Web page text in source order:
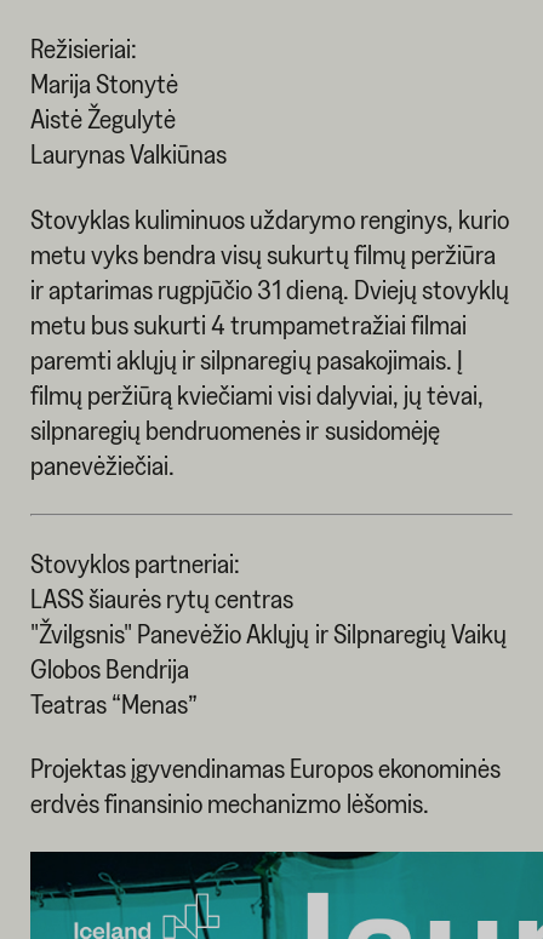
Režisieriai:
Marija Stonytė
Aistė Žegulytė
Laurynas Valkiūnas
Stovyklas kuliminuos uždarymo renginys, kurio
metu vyks bendra visų sukurtų filmų peržiūra
ir aptarimas rugpjūčio 31 dieną. Dviejų stovyklų
metu bus sukurti 4 trumpametražiai filmai
paremti aklųjų ir silpnaregių pasakojimais. Į
filmų peržiūrą kviečiami visi dalyviai, jų tėvai,
silpnaregių bendruomenės ir susidomėję
panevėžiečiai.
Stovyklos partneriai:
LASS šiaurės rytų centras
"Žvilgsnis" Panevėžio Aklųjų ir Silpnaregių Vaikų
Globos Bendrija
Teatras “Menas”
Projektas įgyvendinamas Europos ekonominės
erdvės finansinio mechanizmo lėšomis.